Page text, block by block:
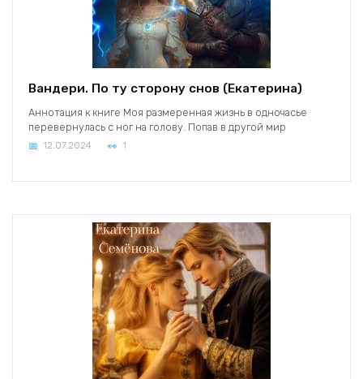
Вандери. По ту сторону снов (Екатерина)
Аннотация к книге Моя размеренная жизнь в одночасье
перевернулась с ног на голову. Попав в другой мир
12.07.2024 1